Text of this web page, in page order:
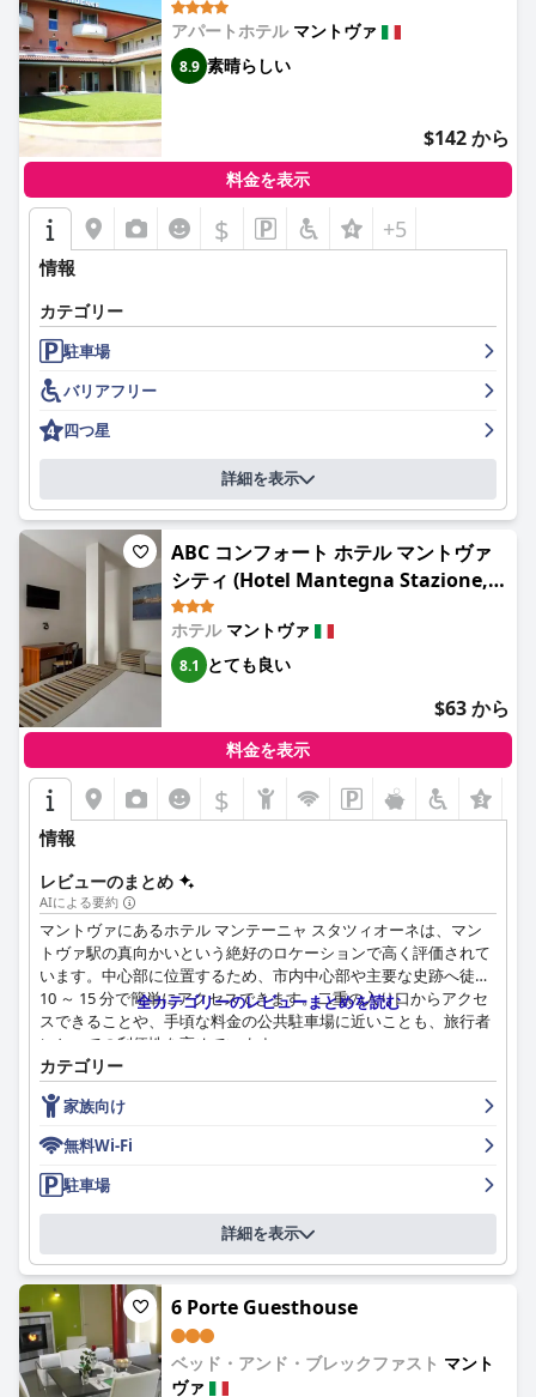
ホテル デイ ゴンザーガの朝食は、甘いものと塩辛いものの両方
のオプションが揃っており、その種類と品質について概ね好評を
得ています。一部のゲストは高価である、または多様性に欠ける
と評価していますが、多くのゲストはボリュームのある料理、朝
食ルームからの美しい景色、そして全体的な食事体験を楽しんで
います。
ホテルのディナーサービスは賛否両論です。提携レストランのオ
ステリアでは割引やアラカルトの良いオプションが用意されてい
ることに感謝しています。しかし、ハーフボードの夕食は限られ
ており、いくつかの料理は食べられないと判断され、サービス時
間に問題がある場合があります。それにもかかわらず、何人かの
ゲストは夕食のサービスを快適で満足のいくものだと感じまし
た。
ホテル デイ ゴンザーガの清潔さは頻繁に強調されており、客室
とバスルームは清潔で手入れが行き届いていると評価されていま
す。ほこりやハウスキーピングの遅延について言及されることも
ありますが、全体的なコンセンサスは好意的であり、プロフェッ
ショナルで丁寧なハウスキーピングチームによって支持されてい
ます。
スタッフは概して、そのフレンドリーさ、プロ意識、そして特に
受付係の親切さが高く評価されています。フレンドリーでない朝
食スタッフや人員不足の受付など、時折一貫性がないこともあり
ますが、全体的な感情は肯定的です。
ホテルは信頼性が高く高速なWi-Fiを提供していますが、一部のゲ
ストは断続的な問題が発生しました。駐車場オプションには、
ZTLパスとスペースが限られたガレージ、そして近くの手頃な価
格の公共駐車場があります。ゲストは追加料金といくつかの物流
上の課題を予想する必要があります。
家族連れには、ホテルは広々としたファミリールームやベビーベ
ッドなどの幼児向けのアメニティを提供しており、快適です。時
折見落としがあるものの、ホテルは質の高さと機能性を備えた家
族向けの環境を提供しています。
ナイトライフに興味のある人にとって、ホテルのロケーションは
近くのレストランを探索したり、街の活気ある雰囲気を楽しんだ
りするのに理想的ですが、活気のあるナイトライフは夜遅くまで
騒音が発生する可能性があります。
全体として、「ホテル デイ ゴンザーガ」は3つ星ホテルの期待に
応え、最高のロケーション、清潔さ、適切なアメニティを考慮す
ると、優れたコストパフォーマンスを提供しており、マントヴァ
アパートホテル マントヴァ
8.9 素晴らしい
$142 から
料金を表示
$ +5
情報
カテゴリー
駐車場
バリアフリー
四つ星
詳細を表示
ABC コンフォート ホテル マントヴァ
シティ (Hotel Mantegna Stazione,
MantegnaHotels)
ホテル マントヴァ
8.1 とても良い
$63 から
料金を表示
$
情報
レビューのまとめ
AIによる要約
マントヴァにあるホテル マンテーニャ スタツィオーネは、マン
トヴァ駅の真向かいという絶好のロケーションで高く評価されて
います。中心部に位置するため、市内中心部や主要な史跡へ徒歩
10 ～ 15 分で簡単にアクセスできます。二重の入り口からアクセ
スできることや、手頃な料金の公共駐車場に近いことも、旅行者
にとっての利便性を高めています。
ホテルの朝食サービスは、甘いものと塩辛いものの両方を含む、
種類豊富でバラエティに富んだビュッフェが高く評価されていま
す。特定の食事のニーズに対応する選択肢が限られているという
意見もありますが、全体的な朝食体験はほとんどのゲストにとっ
て満足できるものです。
ホテル マンテーニャ スタツィオーネの客室は、広々として快適
で清潔であると賞賛されています。多くの人が、モダンでエレガ
ントな家具や、中庭に面した部屋の静けさを高く評価していま
す。一部の客室は古く感じられたり、換気が不十分であったりす
る可能性もありますが、全体的には価格に見合う価値があり、快
適な滞在を保証するという点で意見が一致しています。
清潔さは大きな強みであり、多くのゲストが客室と施設の清潔な
全カテゴリーのレビューまとめを読む
カテゴリー
家族向け
無料Wi-Fi
駐車場
詳細を表示
6 Porte Guesthouse
ベッド・アンド・ブレックファスト マント
ヴァ